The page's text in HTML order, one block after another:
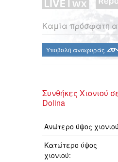
Καμία πρόσφατη
Υποβολή αναφοράς
Συνθήκες Χιονιού
Dolina
Ανώτερο ύψος
Κατώτερο ύψος
χιονιού: